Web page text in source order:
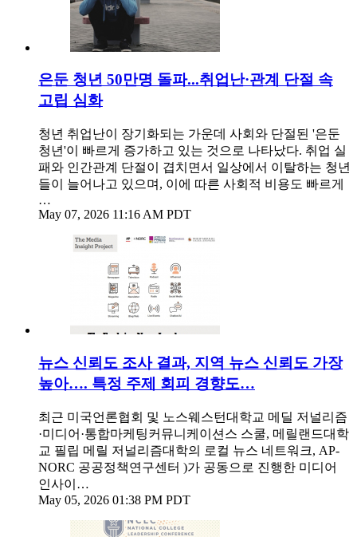
은둔 청년 50만명 돌파...취업난·관계 단절 속
고립 심화
청년 취업난이 장기화되는 가운데 사회와 단절된 '은둔
청년'이 빠르게 증가하고 있는 것으로 나타났다. 취업 실
패와 인간관계 단절이 겹치면서 일상에서 이탈하는 청년
들이 늘어나고 있으며, 이에 따른 사회적 비용도 빠르게
…
May 07, 2026 11:16 AM PDT
뉴스 신뢰도 조사 결과, 지역 뉴스 신뢰도 가장
높아…. 특정 주제 회피 경향도…
최근 미국언론협회 및 노스웨스턴대학교 메딜 저널리즘
·미디어·통합마케팅커뮤니케이션스 스쿨, 메릴랜드대학
교 필립 메릴 저널리즘대학의 로컬 뉴스 네트워크, AP-
NORC 공공정책연구센터 )가 공동으로 진행한 미디어
인사이…
May 05, 2026 01:38 PM PDT